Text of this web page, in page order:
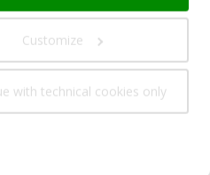
Customize
with technical cookies only